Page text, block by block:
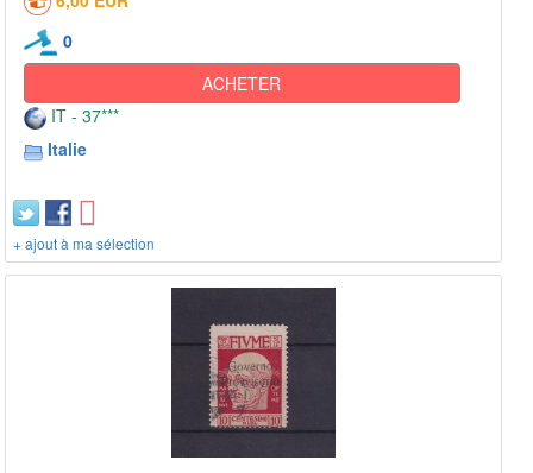
0
ACHETER
IT - 37***
Italie
+ ajout à ma sélection